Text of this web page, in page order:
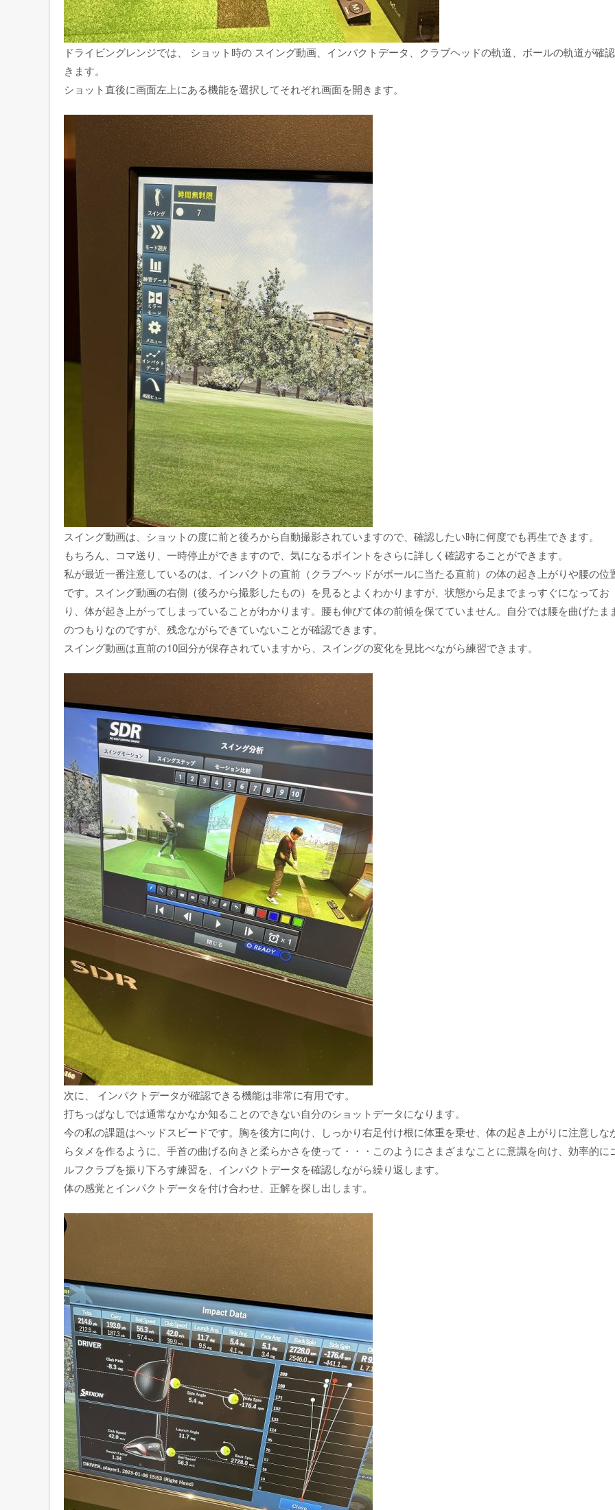
ドライビングレンジでは、 ショット時の スイング動画、インパクトデータ、クラブヘッドの軌道、ボールの軌道が確
きます。
ショット直後に画面左上にある機能を選択してそれぞれ画面を開きます。
スイング動画は、ショットの度に前と後ろから自動撮影されていますので、確認したい時に何度でも再生できます。
もちろん、コマ送り、一時停止ができますので、気になるポイントをさらに詳しく確認することができます。
私が最近一番注意しているのは、インパクトの直前（クラブヘッドがボールに当たる直前）の体の起き上がりや腰の位
です。スイング動画の右側（後ろから撮影したもの）を見るとよくわかりますが、状態から足までまっすぐになってお
り、体が起き上がってしまっていることがわかります。腰も伸びて体の前傾を保てていません。自分では腰を曲げたま
のつもりなのですが、残念ながらできていないことが確認できます。
スイング動画は直前の10回分が保存されていますから、スイングの変化を見比べながら練習できます。
次に、 インパクトデータが確認できる機能は非常に有用です。
打ちっぱなしでは通常なかなか知ることのできない自分のショットデータになります。
今の私の課題はヘッドスピードです。胸を後方に向け、しっかり右足付け根に体重を乗せ、体の起き上がりに注意しな
らタメを作るように、手首の曲げる向きと柔らかさを使って・・・このようにさまざまなことに意識を向け、効率的に
ルフクラブを振り下ろす練習を、インパクトデータを確認しながら繰り返します。
体の感覚とインパクトデータを付け合わせ、正解を探し出します。